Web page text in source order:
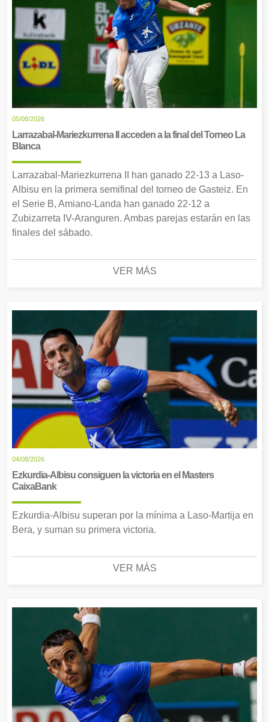
05/08/2026
Larrazabal-Mariezkurrena II acceden a la final del Torneo La
Blanca
Larrazabal-Mariezkurrena II han ganado 22-13 a Laso-
Albisu en la primera semifinal del torneo de Gasteiz. En
el Serie B, Amiano-Landa han ganado 22-12 a
Zubizarreta IV-Aranguren. Ambas parejas estarán en las
finales del sábado.
VER MÁS
04/08/2026
Ezkurdia-Albisu consiguen la victoria en el Masters
CaixaBank
Ezkurdia-Albisu superan por la mínima a Laso-Martija en
Bera, y suman su primera victoria.
VER MÁS